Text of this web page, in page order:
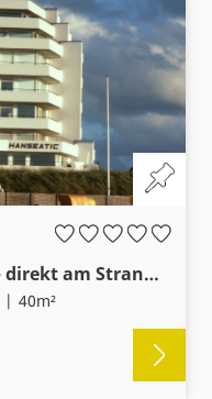
moderne Ferienwohnung – direkt am Strand mit WLAN-Schwimmbad-Sauna
40m²